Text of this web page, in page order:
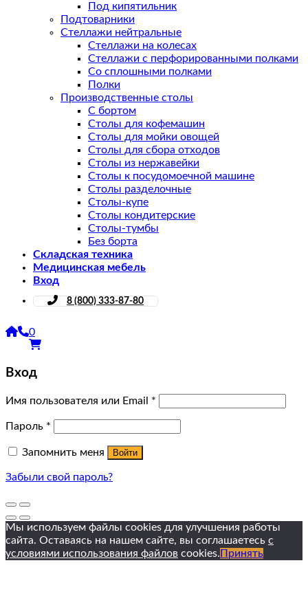
Под кипятильник
Подтоварники
Стеллажи нейтральные
Стеллажи на колесах
Стеллажи с перфорированными полками
Со сплошными полками
Полки
Производственные столы
С бортом
Столы для кофемашин
Столы для мойки овощей
Столы для сбора отходов
Столы из нержавейки
Столы к посудомоечной машине
Столы разделочные
Столы-купе
Столы кондитерские
Столы-тумбы
Без борта
Складская техника
Медицинская мебель
Вход
8 (800) 333-87-80
0
Вход
Имя пользователя или Email *
Пароль *
Запомнить меня Войти
Забыли свой пароль?
Мы используем файлы cookies для улучшения работы
сайта. Оставаясь на нашем сайте, вы соглашаетесь с
условиями использования файлов cookies. Принять